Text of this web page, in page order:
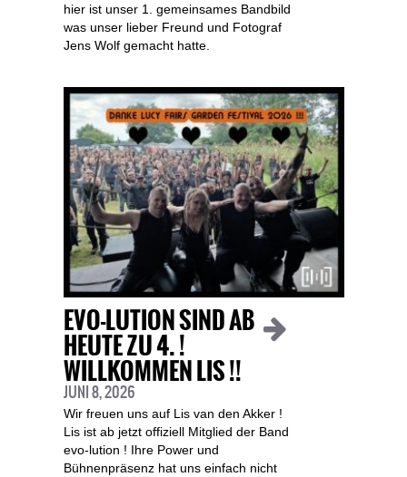
hier ist unser 1. gemeinsames Bandbild
was unser lieber Freund und Fotograf
Jens Wolf gemacht hatte.
EVO-LUTION SIND AB
HEUTE ZU 4. !
WILLKOMMEN LIS !!
JUNI 8, 2026
Wir freuen uns auf Lis van den Akker !
Lis ist ab jetzt offiziell Mitglied der Band
evo-lution ! Ihre Power und
Bühnenpräsenz hat uns einfach nicht